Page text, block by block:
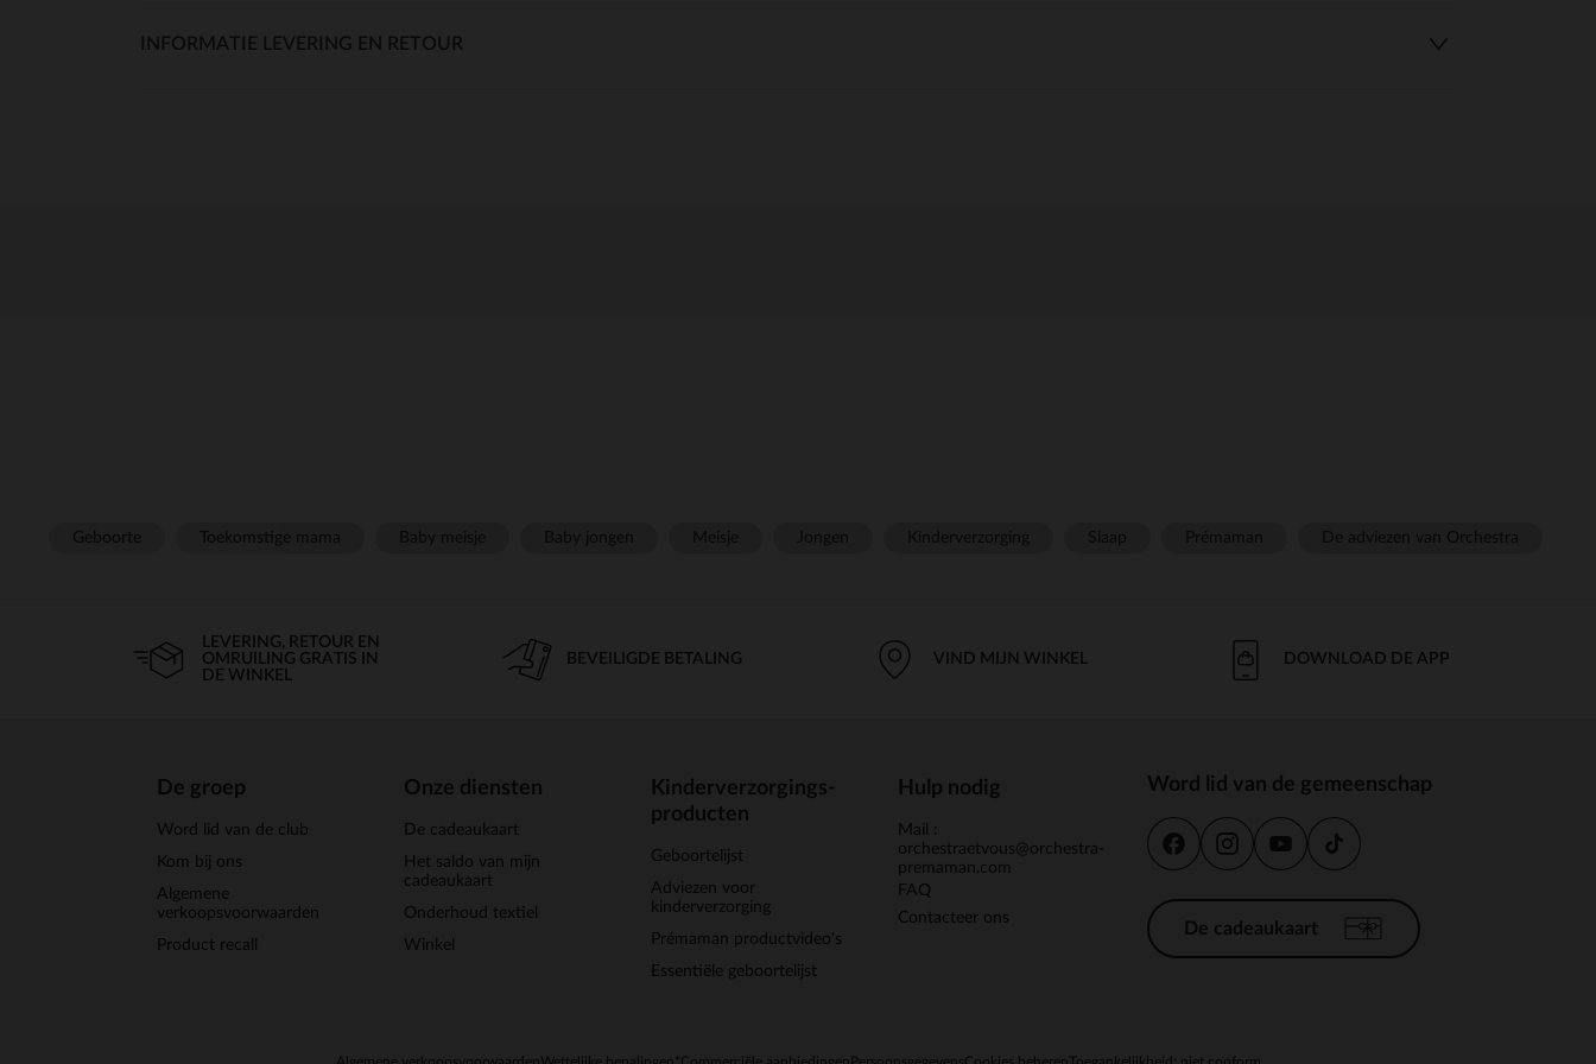
INFORMATIE LEVERING EN RETOUR
LEVERING, RETOUR EN
OMRUILING GRATIS IN
DE WINKEL
BEVEILIGDE BETALING VIND MIJN WINKEL DOWNLOAD DE APP
De groep
Word lid van de club
Kom bij ons
Algemene
verkoopsvoorwaarden
Product recall
Onze diensten
De cadeaukaart
Het saldo van mijn
cadeaukaart
Onderhoud textiel
Winkel
Kinderverzorgings-
producten
Geboortelijst
Adviezen voor
kinderverzorging
Prémaman productvideo's
Essentiële geboortelijst
Hulp nodig
Mail :
orchestraetvous@orchestra-
premaman.com
FAQ
Contacteer ons
Word lid van de gemeenschap
De cadeaukaart